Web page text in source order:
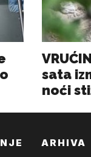
ARHIVA